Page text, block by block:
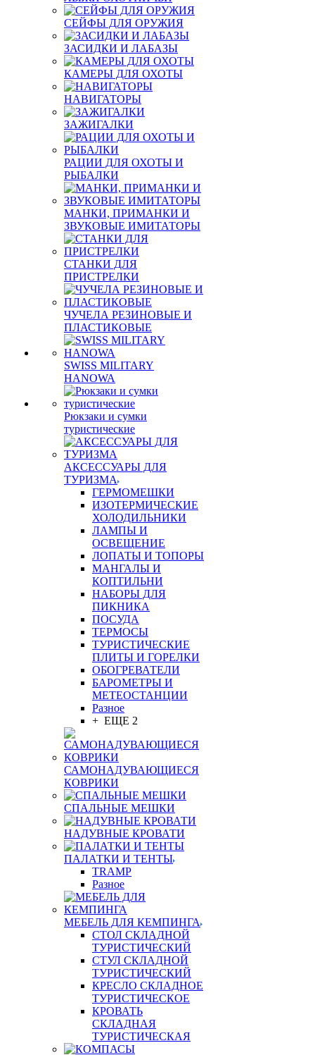
СЕЙФЫ ДЛЯ ОРУЖИЯ
ЗАСИДКИ И ЛАБАЗЫ
КАМЕРЫ ДЛЯ ОХОТЫ
НАВИГАТОРЫ
ЗАЖИГАЛКИ
РАЦИИ ДЛЯ ОХОТЫ И
РЫБАЛКИ
МАНКИ, ПРИМАНКИ И
ЗВУКОВЫЕ ИМИТАТОРЫ
СТАНКИ ДЛЯ
ПРИСТРЕЛКИ
ЧУЧЕЛА РЕЗИНОВЫЕ И
ПЛАСТИКОВЫЕ
SWISS MILITARY
HANOWA
Рюкзаки и сумки
туристические
АКСЕССУАРЫ ДЛЯ
ТУРИЗМА
ГЕРМОМЕШКИ
ИЗОТЕРМИЧЕСКИЕ
ХОЛОДИЛЬНИКИ
ЛАМПЫ И
ОСВЕЩЕНИЕ
ЛОПАТЫ И ТОПОРЫ
МАНГАЛЫ И
КОПТИЛЬНИ
НАБОРЫ ДЛЯ
ПИКНИКА
ПОСУДА
ТЕРМОСЫ
ТУРИСТИЧЕСКИЕ
ПЛИТЫ И ГОРЕЛКИ
ОБОГРЕВАТЕЛИ
БАРОМЕТРЫ И
МЕТЕОСТАНЦИИ
Разное
+ ЕЩЕ 2
САМОНАДУВАЮЩИЕСЯ
КОВРИКИ
СПАЛЬНЫЕ МЕШКИ
НАДУВНЫЕ КРОВАТИ
ПАЛАТКИ И ТЕНТЫ
TRAMP
Разное
МЕБЕЛЬ ДЛЯ КЕМПИНГА
СТОЛ СКЛАДНОЙ
ТУРИСТИЧЕСКИЙ
СТУЛ СКЛАДНОЙ
ТУРИСТИЧЕСКИЙ
КРЕСЛО СКЛАДНОЕ
ТУРИСТИЧЕСКОЕ
КРОВАТЬ
СКЛАДНАЯ
ТУРИСТИЧЕСКАЯ